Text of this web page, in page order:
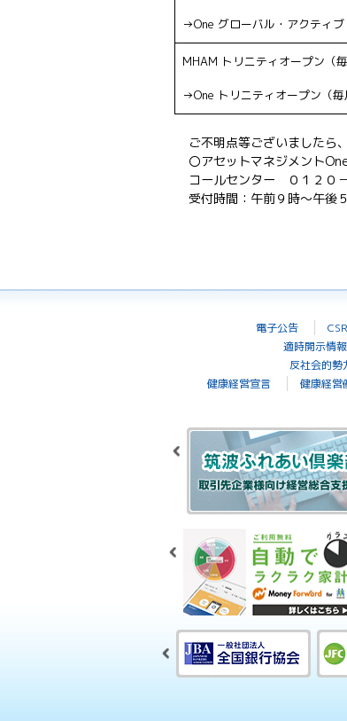
→One グローバル・アクティブ
MHAM トリニティオープン（毎
→One トリニティオープン（毎
ご不明点等ございましたら
〇アセットマネジメント
コールセンター ０１２０
受付時間：午前９時～午後
電子公告
適時開示情報
反社会的勢
健康経営宣言
健康経営